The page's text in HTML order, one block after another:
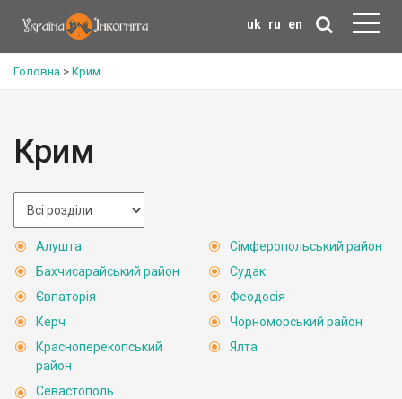
uk ru en
Головна > Крим
Крим
Алушта
Бахчисарайський район
Євпаторія
Керч
Красноперекопський
район
Севастополь
Сімферопольський район
Судак
Феодосія
Чорноморський район
Ялта